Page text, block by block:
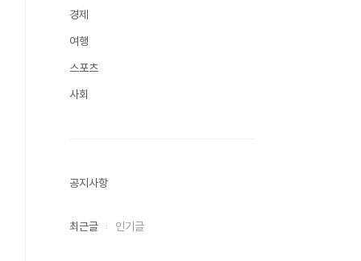
경제
여행
스포츠
사회
공지사항
최근글 인기글